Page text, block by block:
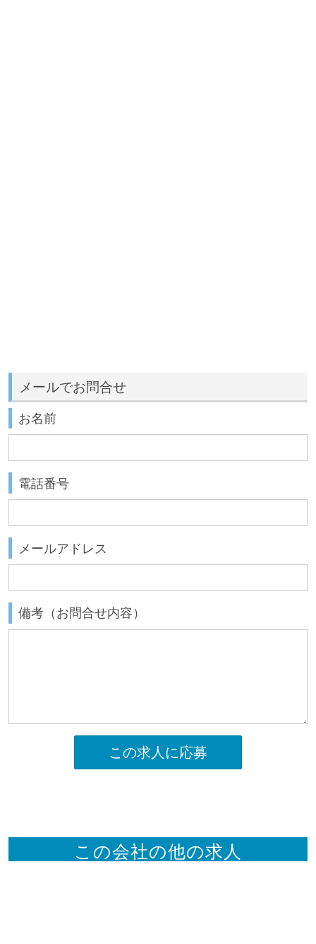
メールでお問合せ
お名前
電話番号
メールアドレス
備考（お問合せ内容）
この求人に応募
この会社の他の求人